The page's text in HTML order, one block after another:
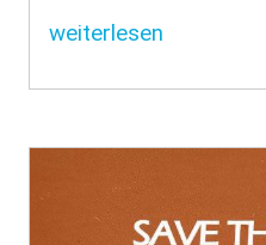
weiterlesen